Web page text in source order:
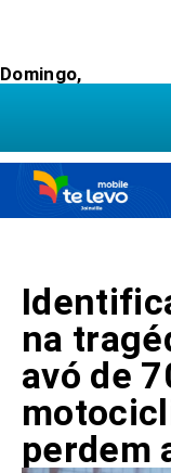
Domingo,
na
avó de
perdem